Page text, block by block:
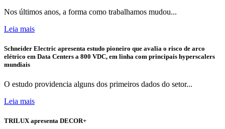
Nos últimos anos, a forma como trabalhamos mudou...
Leia mais
Schneider Electric apresenta estudo pioneiro que avalia o risco de arco
elétrico em Data Centers a 800 VDC, em linha com principais hyperscalers
mundiais
O estudo providencia alguns dos primeiros dados do setor...
Leia mais
TRILUX apresenta DECOR+